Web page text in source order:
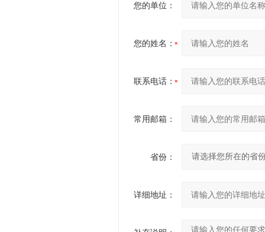
您的单位：
您的姓名：
联系电话：
常用邮箱：
省份：
详细地址：